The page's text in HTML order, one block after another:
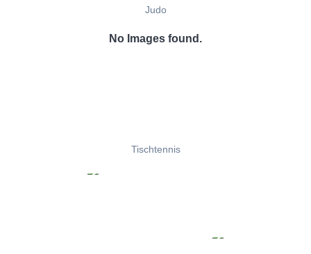
Judo
No Images found.
Tischtennis